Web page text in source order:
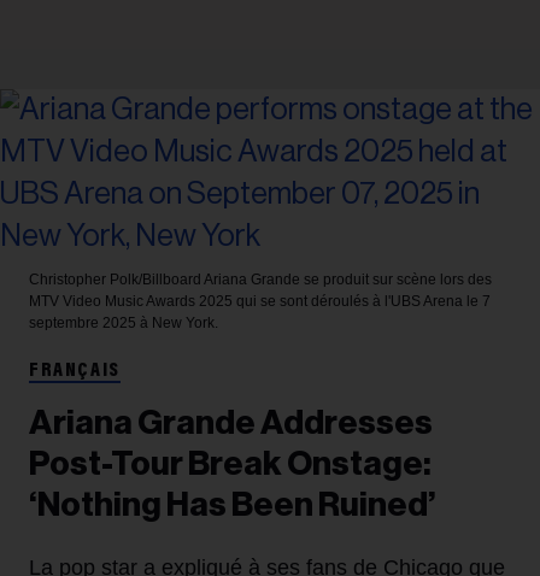
Christopher Polk/Billboard Ariana Grande se produit sur scène lors des
MTV Video Music Awards 2025 qui se sont déroulés à l'UBS Arena le 7
septembre 2025 à New York.
FRANÇAIS
Ariana Grande Addresses
Post-Tour Break Onstage:
‘Nothing Has Been Ruined’
La pop star a expliqué à ses fans de Chicago que